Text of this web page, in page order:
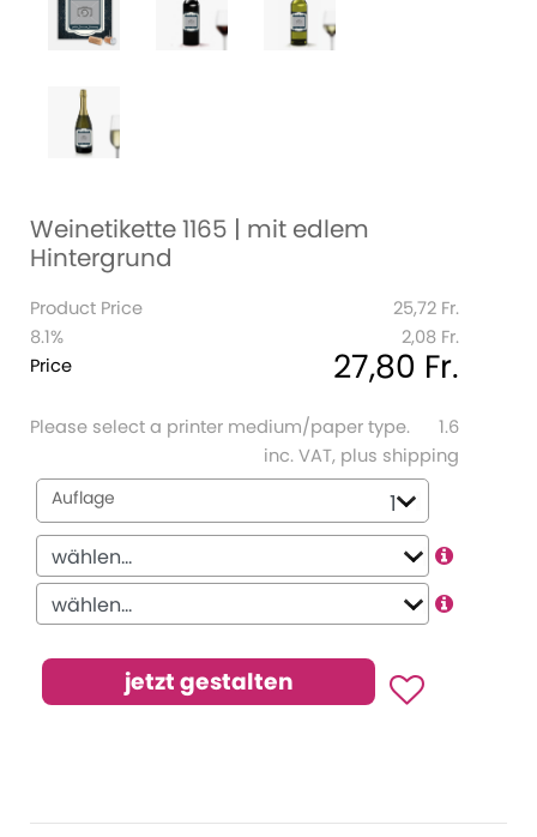
Weinetikette 1165 | mit edlem
Hintergrund
Product Price
25,72 Fr.
8.1%
2,08 Fr.
Price
27,80 Fr.
Please select a printer medium/paper type.
1.6
inc. VAT, plus shipping
Auflage